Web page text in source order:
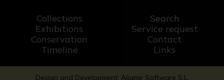
Collections
Exhibitions
Conservation
Timeline
Search
Service request
Contact
Links
Design and Development: Aljamir Software S.L.